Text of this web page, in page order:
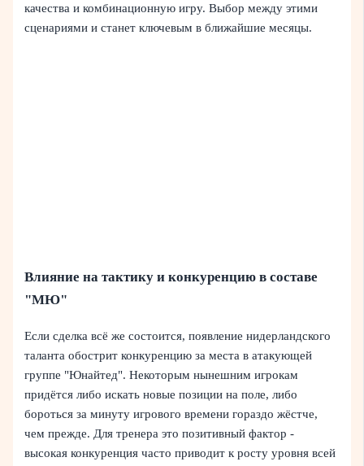
качества и комбинационную игру. Выбор между этими
сценариями и станет ключевым в ближайшие месяцы.
Влияние на тактику и конкуренцию в составе
"МЮ"
Если сделка всё же состоится, появление нидерландского
таланта обострит конкуренцию за места в атакующей
группе "Юнайтед". Некоторым нынешним игрокам
придётся либо искать новые позиции на поле, либо
бороться за минуту игрового времени гораздо жёстче,
чем прежде. Для тренера это позитивный фактор -
высокая конкуренция часто приводит к росту уровня всей